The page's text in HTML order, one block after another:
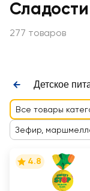
277 товаров
Детское
Все товары
Зефир,
4.8